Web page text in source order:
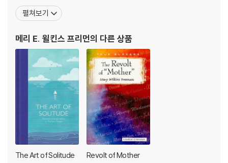
기 위해 평생 어머니의 방식에 저항했다. 가난했던 살림에 보태기 위
해 십 대 때부터 동화를 썼던 그녀는 이십 대 후반부터 소설을 썼고,
평생 서른 권이 넘는 단편집과 소설을 출간했으며
펼쳐보기
메리 E. 윌킨스 프리먼의 다른 상품
The Art of Solitude Revolt of Mother